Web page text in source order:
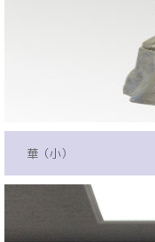
華（小）